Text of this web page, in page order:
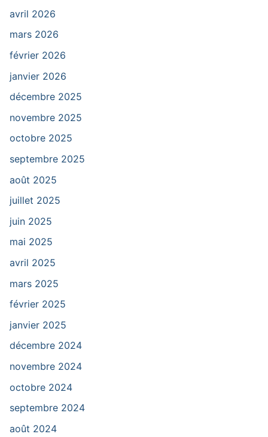
avril 2026
mars 2026
février 2026
janvier 2026
décembre 2025
novembre 2025
octobre 2025
septembre 2025
août 2025
juillet 2025
juin 2025
mai 2025
avril 2025
mars 2025
février 2025
janvier 2025
décembre 2024
novembre 2024
octobre 2024
septembre 2024
août 2024